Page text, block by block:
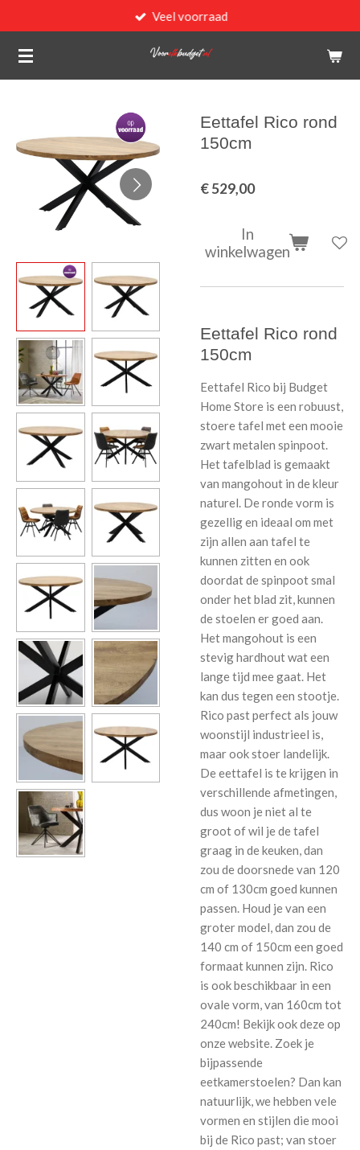
direct
naar
Veel voorraad
Eettafel Rico rond
150cm
€ 529,00
In
winkelwagen
Eettafel Rico rond
150cm
Eettafel Rico bij Budget
Home Store is een robuust,
stoere tafel met een mooie
zwart metalen spinpoot.
Het tafelblad is gemaakt
van mangohout in de kleur
naturel. De ronde vorm is
gezellig en ideaal om met
zijn allen aan tafel te
kunnen zitten en ook
doordat de spinpoot smal
onder het blad zit, kunnen
de stoelen er goed aan.
Het mangohout is een
stevig hardhout wat een
lange tijd mee gaat. Het
kan dus tegen een stootje.
Rico past perfect als jouw
woonstijl industrieel is,
maar ook stoer landelijk.
De eettafel is te krijgen in
verschillende afmetingen,
dus woon je niet al te
groot of wil je de tafel
graag in de keuken, dan
zou de doorsnede van 120
cm of 130cm goed kunnen
passen. Houd je van een
groter model, dan zou de
140 cm of 150cm een goed
formaat kunnen zijn. Rico
is ook beschikbaar in een
ovale vorm, van 160cm tot
240cm! Bekijk ook deze op
onze website. Zoek je
bijpassende
eetkamerstoelen? Dan kan
natuurlijk, we hebben vele
vormen en stijlen die mooi
bij de Rico past; van stoer